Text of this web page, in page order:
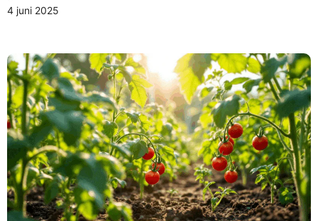
4 juni 2025